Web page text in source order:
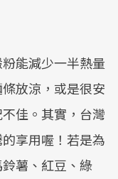
能減少一半熱量
放涼，或是很安
佳。其實，台灣
享用喔！若是為
薯、紅豆、綠